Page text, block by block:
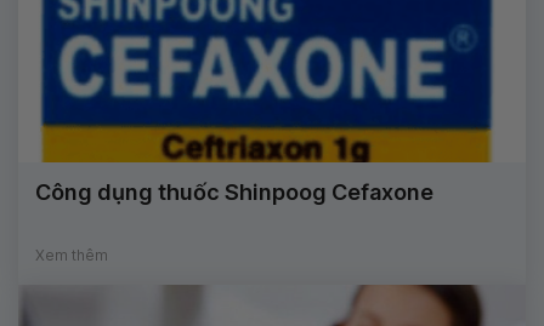
Công dụng thuốc Shinpoog Cefaxone
Xem thêm